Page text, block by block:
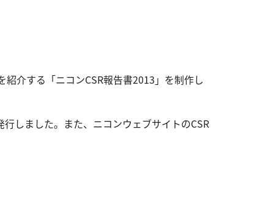
介する「ニコンCSR報告書2013」を制作し
しました。また、ニコンウェブサイトのCSR